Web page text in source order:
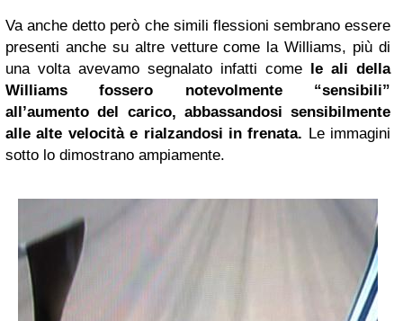
Va anche detto però che simili flessioni sembrano essere
presenti anche su altre vetture come la Williams, più di
una volta avevamo segnalato infatti come le ali della
Williams fossero notevolmente “sensibili”
all’aumento del carico, abbassandosi sensibilmente
alle alte velocità e rialzandosi in frenata. Le immagini
sotto lo dimostrano ampiamente.